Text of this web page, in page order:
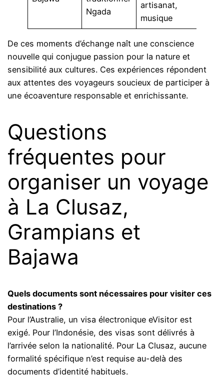
Ngada
artisanat,
musique
De ces moments d’échange naît une conscience
nouvelle qui conjugue passion pour la nature et
sensibilité aux cultures. Ces expériences répondent
aux attentes des voyageurs soucieux de participer à
une écoaventure responsable et enrichissante.
Questions
fréquentes pour
organiser un voyage
à La Clusaz,
Grampians et
Bajawa
Quels documents sont nécessaires pour visiter ces
destinations ?
Pour l’Australie, un visa électronique eVisitor est
exigé. Pour l’Indonésie, des visas sont délivrés à
l’arrivée selon la nationalité. Pour La Clusaz, aucune
formalité spécifique n’est requise au-delà des
documents d’identité habituels.